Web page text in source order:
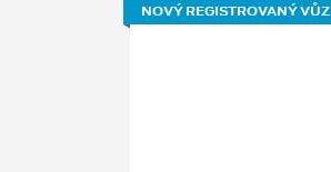
NOVÝ REGISTROVANÝ VŮZ